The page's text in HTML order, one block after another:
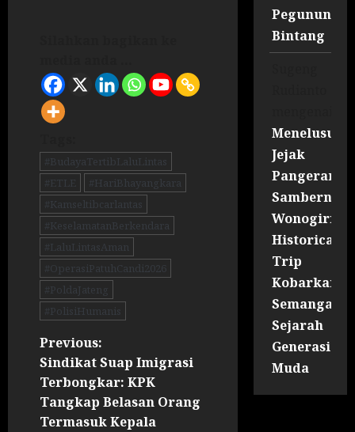
#BudayaTertibLaluLintas
#ETLE
#HariBhayangkara
#Kamseltibcarlantas
#KeselamatanBerkendara
#LaluLintasAman
#OperasiPatuhCandi2026
#PoldaJateng
#PolisiHumanis
Previous:
Sindikat Suap Imigrasi
Terbongkar: KPK
Tangkap Belasan Orang
Termasuk Kepala
Bintang
Menelusuri
Jejak
Pangeran
Wonogiri
Historical
Trip
Kobarkan
Semangat
Sejarah
Generasi
Muda